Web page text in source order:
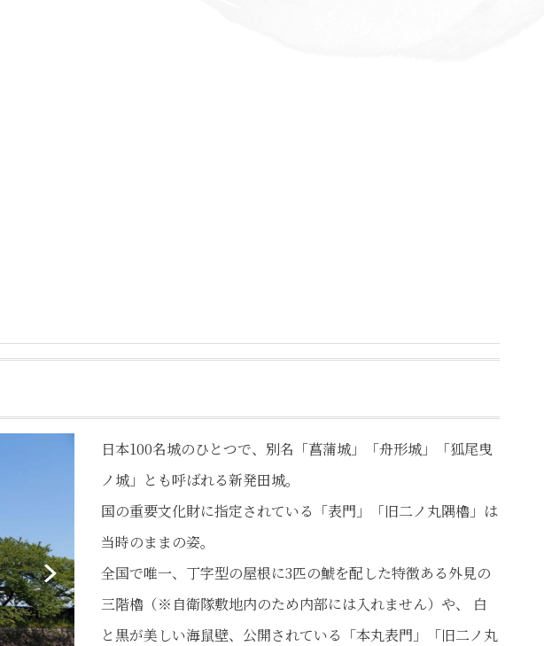
日本100名城のひとつで、別名「菖蒲城」「舟形城」「狐尾曳
ノ城」とも呼ばれる新発田城。
国の重要文化財に指定されている「表門」「旧二ノ丸隅櫓」は
当時のままの姿。
全国で唯一、丁字型の屋根に3匹の鯱を配した特徴ある外見の
三階櫓（※自衛隊敷地内のため内部には入れません）や、 白
と黒が美しい海鼠壁、公開されている「本丸表門」「旧二ノ丸